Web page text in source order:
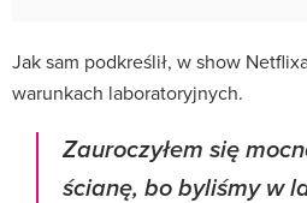
Jak sam podkreślił, w show
warunkach laboratoryjnych.
Zauroczyłem się
ścianę, bo byliśmy w